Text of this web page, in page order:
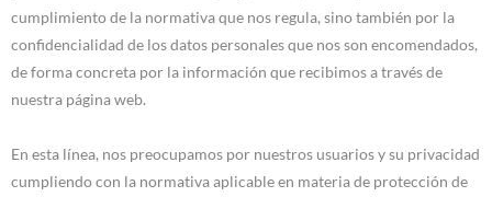
cumplimiento de la normativa que nos regula, sino también por la
confidencialidad de los datos personales que nos son encomendados,
de forma concreta por la información que recibimos a través de
nuestra página web.
En esta línea, nos preocupamos por nuestros usuarios y su privacidad
cumpliendo con la normativa aplicable en materia de protección de